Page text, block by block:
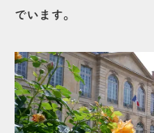
でいます。